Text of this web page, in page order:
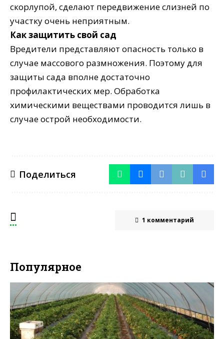
скорлупой, сделают передвижение слизней по
участку очень неприятным.
Как защитить свой сад
Вредители представляют опасность только в
случае массового размножения. Поэтому для
защиты сада вполне достаточно
профилактических мер. Обработка
химическими веществами проводится лишь в
случае острой необходимости.
Поделиться
1 комментарий
Популярное